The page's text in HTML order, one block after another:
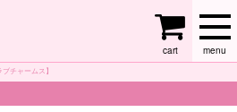
menu
cart
チャームス】